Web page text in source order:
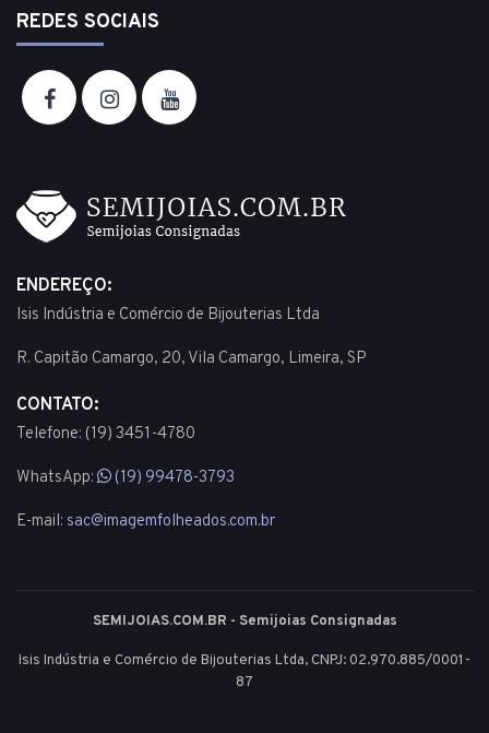
REDES SOCIAIS
ENDEREÇO:
Isis Indústria e Comércio de Bijouterias Ltda
R. Capitão Camargo, 20, Vila Camargo, Limeira, SP
CONTATO:
Telefone: (19) 3451-4780
WhatsApp: (19) 99478-3793
E-mail: sac@imagemfolheados.com.br
SEMIJOIAS.COM.BR - Semijoias Consignadas
Isis Indústria e Comércio de Bijouterias Ltda, CNPJ: 02.970.885/0001-
87